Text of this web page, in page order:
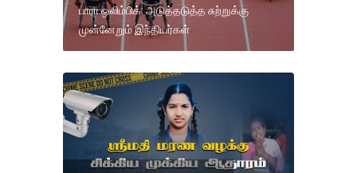
பாரா ஒலிம்பிக்: அடுத்தடுத்த சுற்றுக்கு
முன்னேறும் இந்தியர்கள்